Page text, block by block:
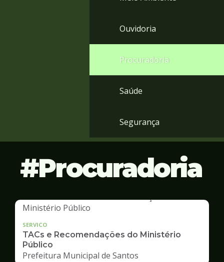
Ouvidoria
Procuradoria
Saúde
Segurança
Procuradoria
SERVICO
TACs e Recomendações do Ministério
Público
Prefeitura Municipal de Santos